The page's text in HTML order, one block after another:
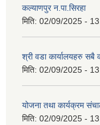
कल्याणपुर न.पा.सिरहा
मिति: 02/09/2025 -
श्री वडा कार्यालयहरु सबै
मिति: 02/09/2025 -
योजना तथा कार्यक्रम
मिति: 02/09/2025 -